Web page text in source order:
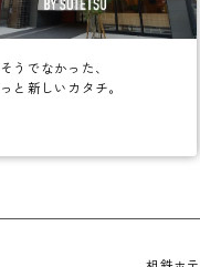
うでなかった、
と新しいカタチ。